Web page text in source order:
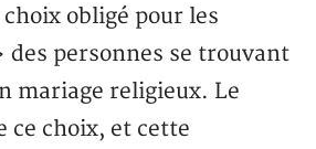
obligé pour les
personnes se trouvant
mariage religieux. Le
ce choix, et cette